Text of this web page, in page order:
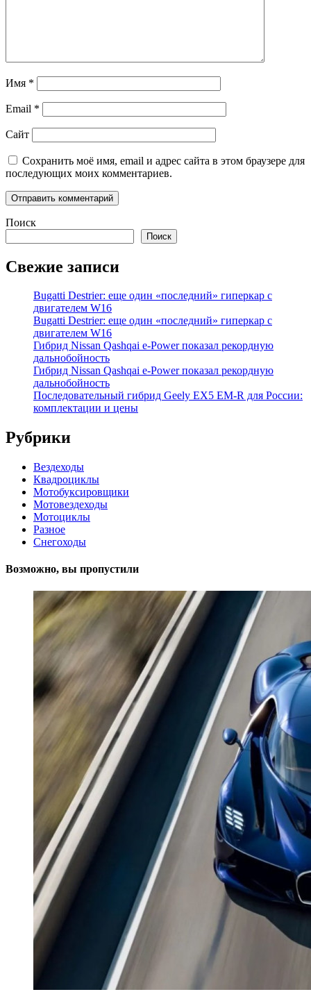
Имя *
Email *
Сайт
Сохранить моё имя, email и адрес сайта в этом браузере для
последующих моих комментариев.
Поиск
Поиск
Свежие записи
Bugatti Destrier: еще один «последний» гиперкар с
двигателем W16
Bugatti Destrier: еще один «последний» гиперкар с
двигателем W16
Гибрид Nissan Qashqai e-Power показал рекордную
дальнобойность
Гибрид Nissan Qashqai e-Power показал рекордную
дальнобойность
Последовательный гибрид Geely EX5 EM-R для России:
комплектации и цены
Рубрики
Вездеходы
Квадроциклы
Мотобуксировщики
Мотовездеходы
Мотоциклы
Разное
Снегоходы
Возможно, вы пропустили